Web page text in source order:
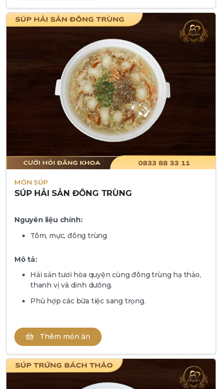
MÓN SÚP
SÚP HẢI SẢN ĐÔNG TRÙNG
Nguyên liệu chính:
Tôm, mực, đông trùng
Mô tả:
Hải sản tươi hòa quyện cùng đông trùng hạ thảo,
thanh vị và dinh dưỡng.
Phù hợp các bữa tiệc sang trọng.
Thêm món ăn